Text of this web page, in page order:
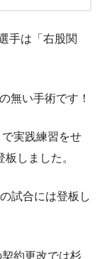
手は「右股関
無い手術です！
実践練習をせ
しました。
試合には登板し
約更改では杉